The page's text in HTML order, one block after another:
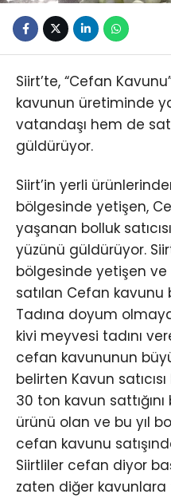
Siirt’te, “Cefan
kavunun üretiminde
vatandaşı hem de
güldürüyor.
Siirt’in yerli
bölgesinde yetişen,
yaşanan bolluk
yüzünü güldürüyor.
bölgesinde yetişen ve
satılan Cefan
Tadına doyum
kivi meyvesi tadını
cefan kavununun
belirten Kavun
30 ton kavun
ürünü olan ve bu yıl
cefan kavunu
Siirtliler cefan diyor
zaten diğer kavunlara